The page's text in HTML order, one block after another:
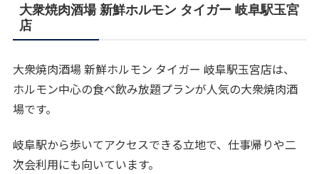
大衆焼肉酒場 新鮮ホルモン タイガー 岐阜駅玉宮
店
大衆焼肉酒場 新鮮ホルモン タイガー 岐阜駅玉宮店は、
ホルモン中心の食べ飲み放題プランが人気の大衆焼肉酒
場です。
岐阜駅から歩いてアクセスできる立地で、仕事帰りや二
次会利用にも向いています。